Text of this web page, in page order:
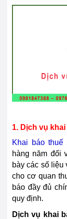
1. Dịch vụ
Khai báo thuế
hàng năm đối
bày các số liệu
cho cơ quan
báo đầy đủ
quy định.
Dịch vụ khai